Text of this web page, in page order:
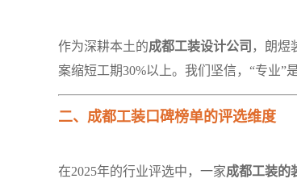
作为深耕本土的成都工装设计公司 ，朗煜
案缩短工期30%以上。我们坚信，“专业”
二、成都工装口碑榜单的评选维度
在2025年的行业评选中，一家成都工装的